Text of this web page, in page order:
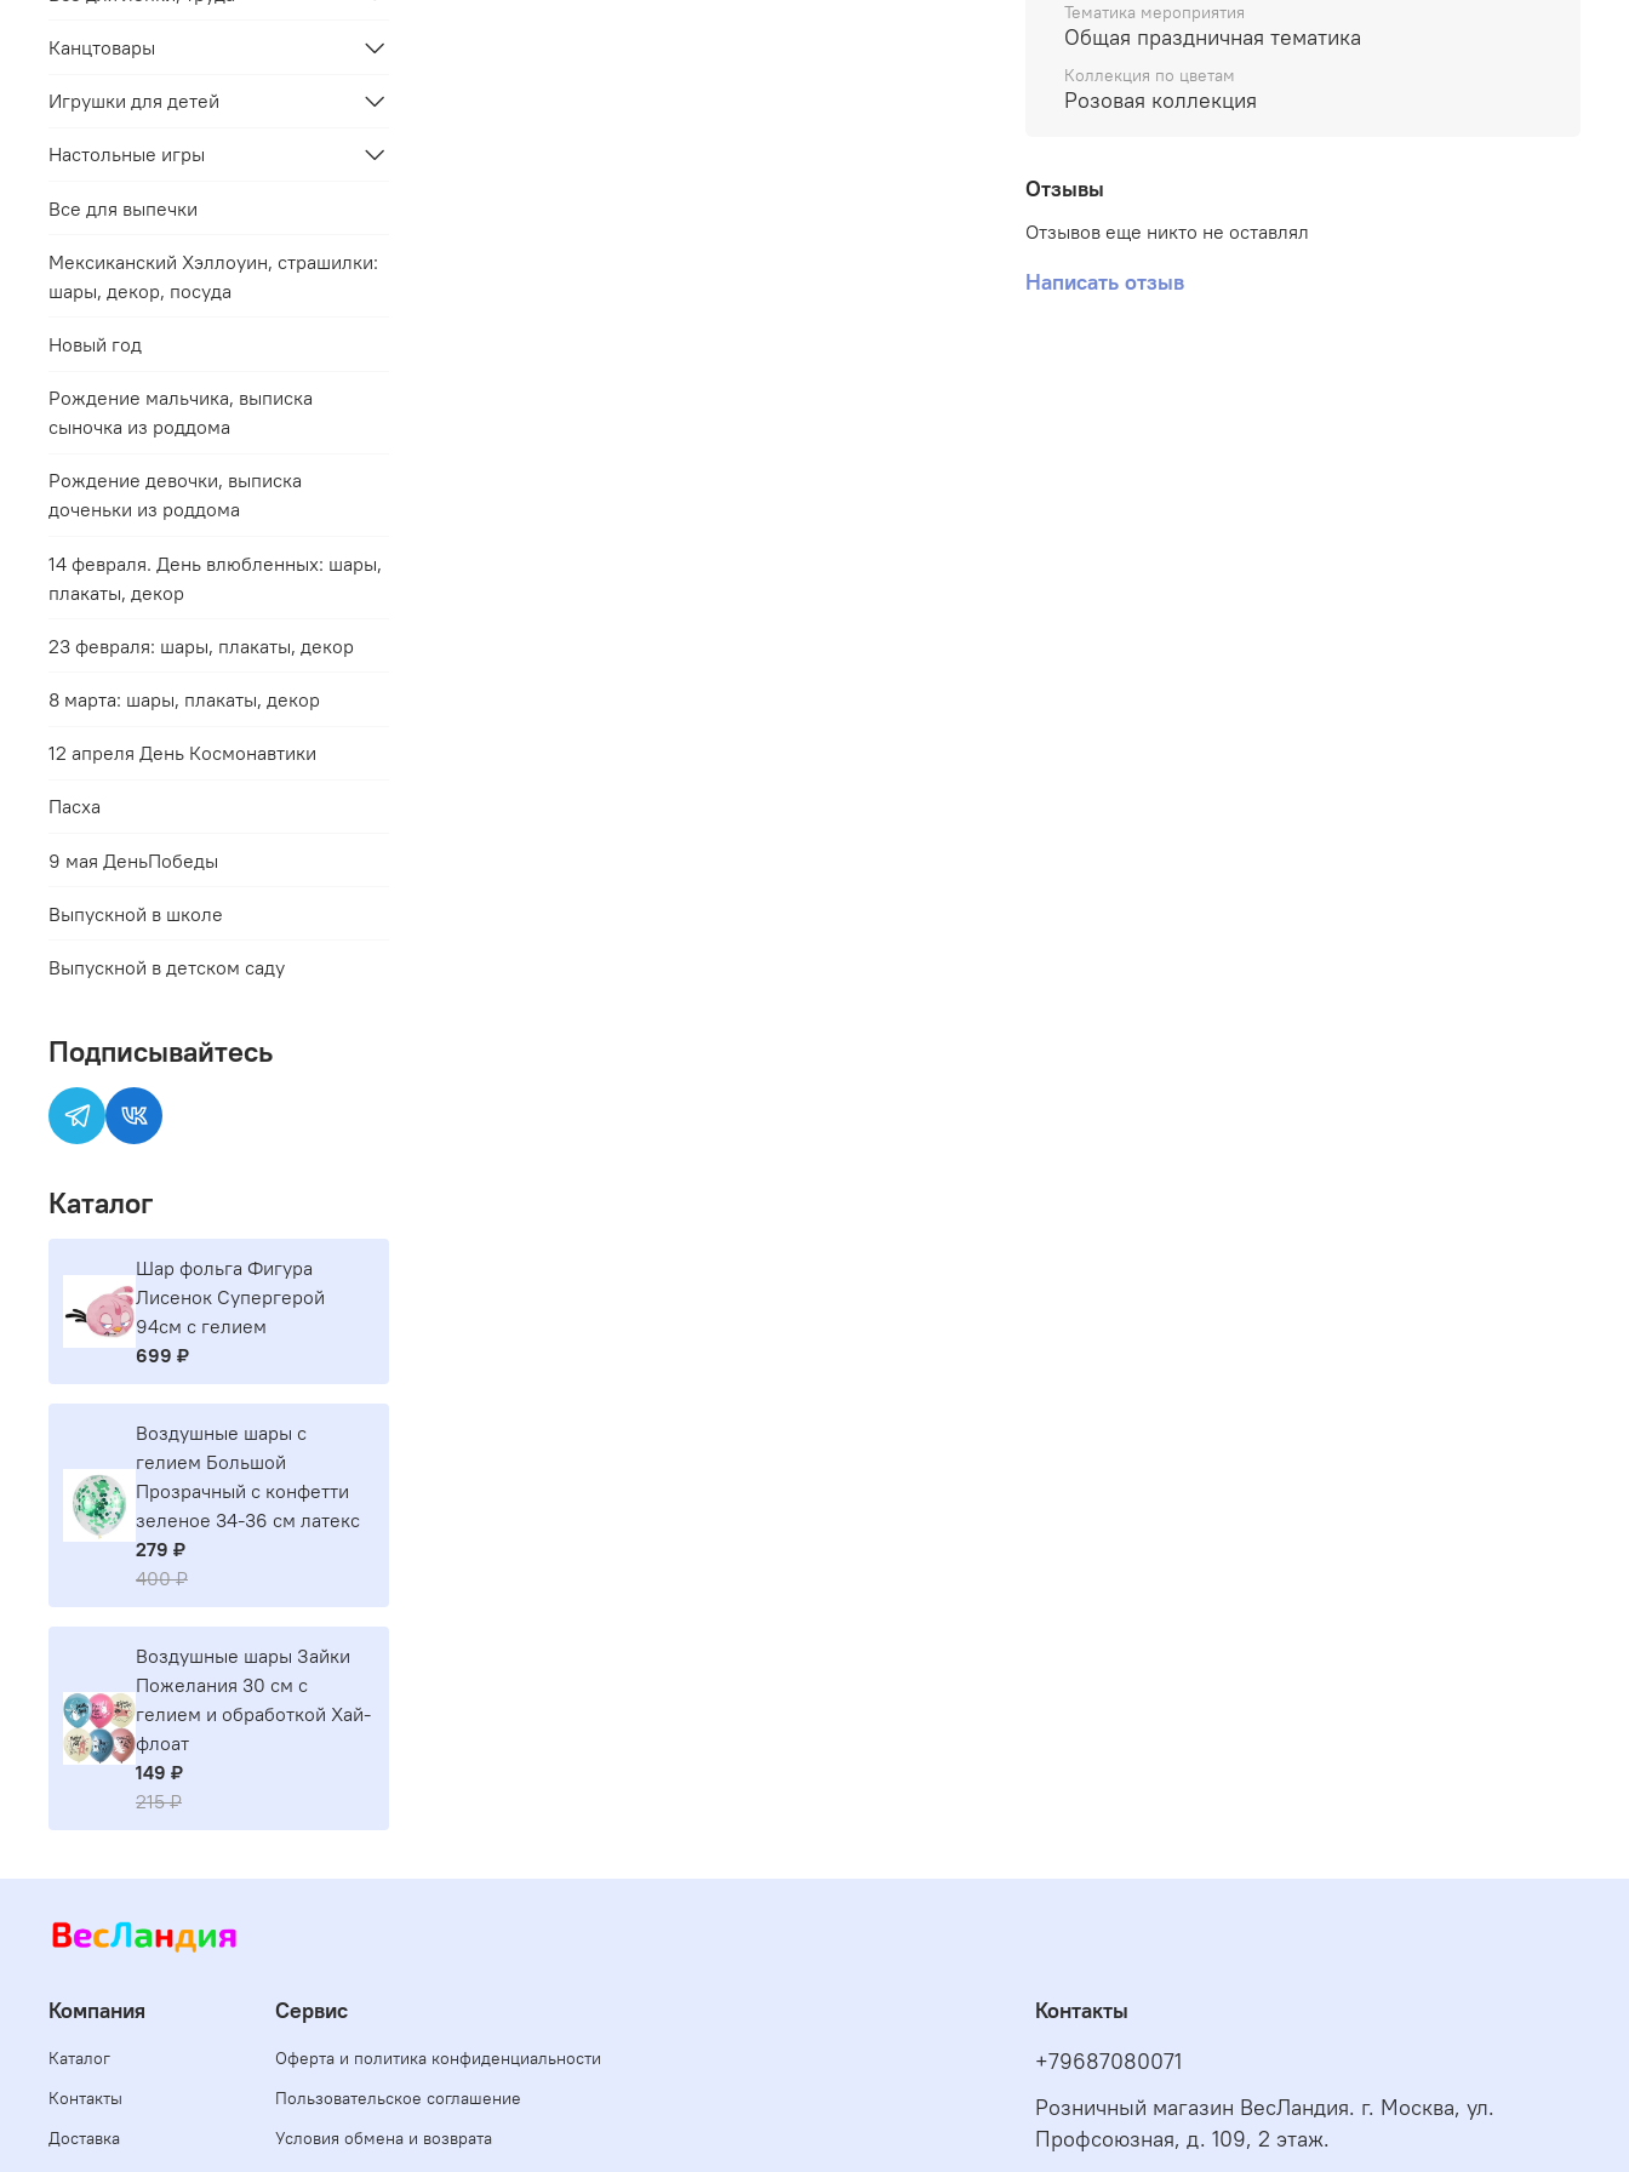
Тематика мероприятия
Общая праздничная тематика
Коллекция по цветам
Розовая коллекция
Отзывы
Отзывов еще никто не оставлял
Написать отзыв
Канцтовары
Игрушки для детей
Настольные игры
Все для выпечки
Мексиканский Хэллоуин, страшилки:
шары, декор, посуда
Новый год
Рождение мальчика, выписка
сыночка из роддома
Рождение девочки, выписка
доченьки из роддома
14 февраля. День влюбленных: шары,
плакаты, декор
23 февраля: шары, плакаты, декор
8 марта: шары, плакаты, декор
12 апреля День Космонавтики
Пасха
9 мая ДеньПобеды
Выпускной в школе
Выпускной в детском саду
Подписывайтесь
Каталог
Шар фольга Фигура
Лисенок Супергерой
94см с гелием
699 ₽
Воздушные шары с
гелием Большой
Прозрачный с конфетти
зеленое 34-36 см латекс
279 ₽
400 ₽
Воздушные шары Зайки
Пожелания 30 см с
гелием и обработкой Хай-
флоат
149 ₽
215 ₽
Компания
Каталог
Контакты
Доставка
Сервис
Оферта и политика конфиденциальности
Пользовательское соглашение
Условия обмена и возврата
Контакты
+79687080071
Розничный магазин ВесЛандия. г. Москва, ул.
Профсоюзная, д. 109, 2 этаж.